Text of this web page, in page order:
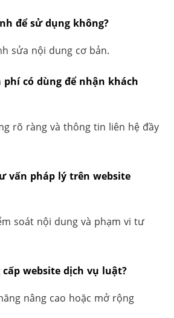
để sử dụng không?
sửa nội dung cơ bản.
có dùng để nhận khách
rõ ràng và thông tin liên hệ đầy
vấn pháp lý trên website
soát nội dung và phạm vi tư
website dịch vụ luật?
nâng cao hoặc mở rộng